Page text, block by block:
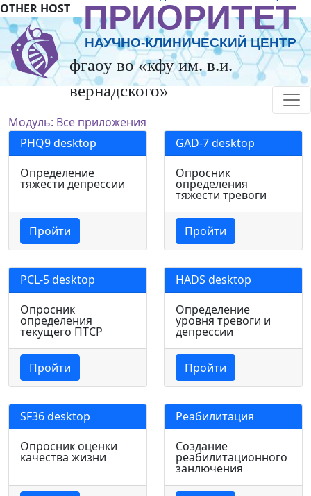
OTHER HOST ПРИОРИТЕТ
НАУЧНО-КЛИНИЧЕСКИЙ ЦЕНТР
фгаоу во «кфу им. в.и.
вернадского»
Модуль: Все приложения
PHQ9 desktop
Определение
тяжести депрессии
Пройти
GAD-7 desktop
Опросник
определения
тяжести тревоги
Пройти
PCL-5 desktop
Опросник
определения
текущего ПТСР
Пройти
HADS desktop
Определение
уровня тревоги и
депрессии
Пройти
SF36 desktop
Опросник оценки
качества жизни
Реабилитация
Создание
реабилитационного
занлючения